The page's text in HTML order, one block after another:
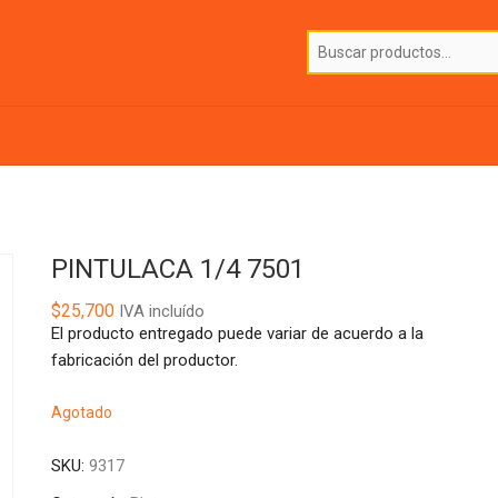
PINTULACA 1/4 7501
$25,700 IVA incluído
El producto entregado puede variar de acuerdo a la
fabricación del productor.
Agotado
SKU: 9317